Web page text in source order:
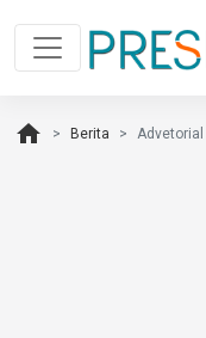
home Berita Advetorial